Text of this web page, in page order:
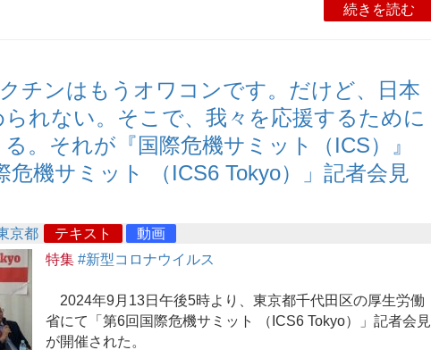
続きを読む
チンはもうオワコンです。だけど、日本
れない。そこで、我々を応援するために
。それが『国際危機サミット（ICS）』
危機サミット （ICS6 Tokyo）」記者会見
京都 テキスト
動画
特集 #新型コロナウイルス
2024年9月13日午後5時より、東京都千代田区の厚生労働
省にて「第6回国際危機サミット （ICS6 Tokyo）」記者会見
が開催された。